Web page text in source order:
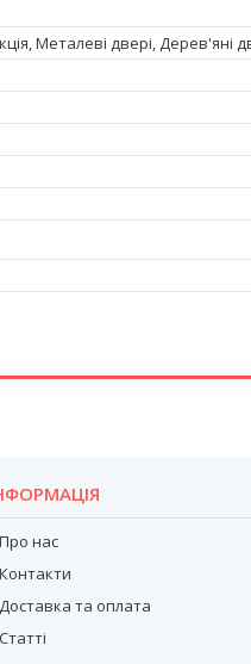
Металеві двері, Дерев'яні
Про нас
Контакти
Доставка та оплата
Статті